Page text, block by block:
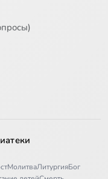
МолитваЛитургияБог